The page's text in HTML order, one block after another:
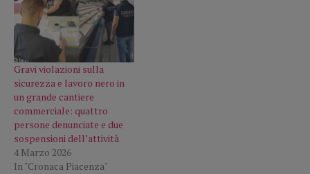
Gravi violazioni sulla
sicurezza e lavoro nero in
un grande cantiere
commerciale: quattro
persone denunciate e due
sospensioni dell’attività
4 Marzo 2026
In "Cronaca Piacenza"